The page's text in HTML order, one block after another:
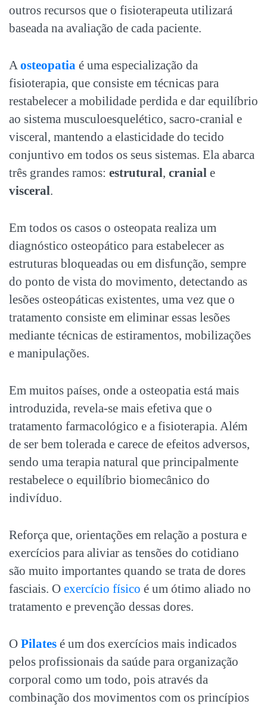
outros recursos que o fisioterapeuta utilizará
baseada na avaliação de cada paciente.
Aosteopatia é uma especialização da
fisioterapia, que consiste em técnicas para
restabelecer a mobilidade perdida e dar equilíbrio
ao sistema musculoesquelético, sacro-cranial e
visceral, mantendo a elasticidade do tecido
conjuntivo em todos os seus sistemas. Ela abarca
três grandes ramos: estrutural, cranial e
visceral.
Em todos os casos o osteopata realiza um
diagnóstico osteopático para estabelecer as
estruturas bloqueadas ou em disfunção, sempre
do ponto de vista do movimento, detectando as
lesões osteopáticas existentes, uma vez que o
tratamento consiste em eliminar essas lesões
mediante técnicas de estiramentos, mobilizações
e manipulações.
Em muitos países, onde a osteopatia está mais
introduzida, revela-se mais efetiva que o
tratamento farmacológico e a fisioterapia. Além
de ser bem tolerada e carece de efeitos adversos,
sendo uma terapia natural que principalmente
restabelece o equilíbrio biomecânico do
indivíduo.
Reforça que, orientações em relação a postura e
exercícios para aliviar as tensões do cotidiano
são muito importantes quando se trata de dores
fasciais. O exercício físico é um ótimo aliado no
tratamento e prevenção dessas dores.
O Pilates é um dos exercícios mais indicados
pelos profissionais da saúde para organização
corporal como um todo, pois através da
combinação dos movimentos com os princípios